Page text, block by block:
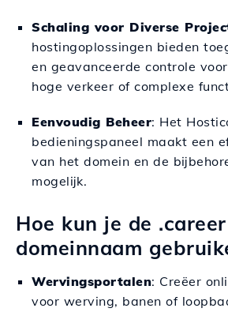
Schaling voor Diverse
hostingoplossingen bieden
en geavanceerde controle
hoge verkeer of complexe
Eenvoudig Beheer: Het
bedieningspaneel maakt een
van het domein en de
mogelijk.
Hoe kun je de .career
domeinnaam
Wervingsportalen: Creëer
voor werving, banen of